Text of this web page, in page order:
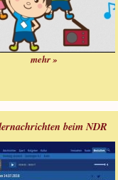
mehr »
beim NDR